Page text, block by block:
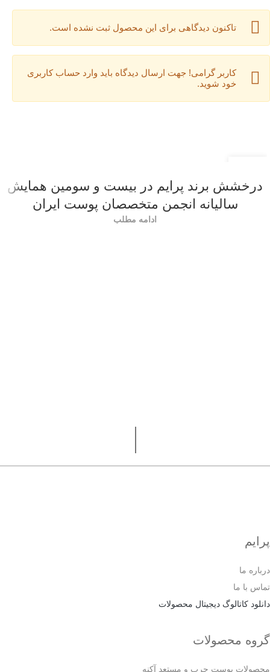
تاکنون دیدگاهی برای این محصول ثبت نشده است.
کاربر گرامی! جهت ارسال دیدگاه باید وارد حساب کاربری
خود شوید.
درخشش برند پرایم در بیست و سومین همایش
سالیانه انجمن متخصصان پوست ایران
ادامه مطلب
پرایم
درباره ما
تماس با ما
دانلود کاتالوگ دیجیتال محصولات
گروه محصولات
محصولات پوست چرب و مستعد آکنه